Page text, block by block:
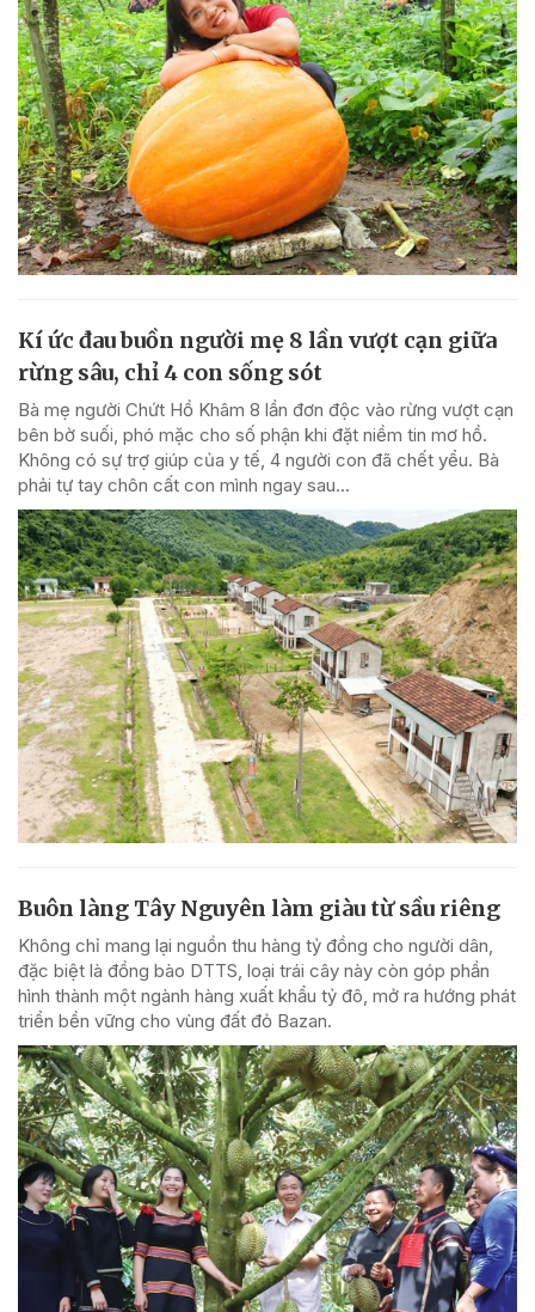
Kí ức đau buồn người mẹ 8 lần vượt cạn giữa
rừng sâu, chỉ 4 con sống sót
Bà mẹ người Chứt Hồ Khâm 8 lần đơn độc vào rừng vượt cạn
bên bờ suối, phó mặc cho số phận khi đặt niềm tin mơ hồ.
Không có sự trợ giúp của y tế, 4 người con đã chết yểu. Bà
phải tự tay chôn cất con mình ngay sau...
Buôn làng Tây Nguyên làm giàu từ sầu riêng
Không chỉ mang lại nguồn thu hàng tỷ đồng cho người dân,
đặc biệt là đồng bào DTTS, loại trái cây này còn góp phần
hình thành một ngành hàng xuất khẩu tỷ đô, mở ra hướng phát
triển bền vững cho vùng đất đỏ Bazan.